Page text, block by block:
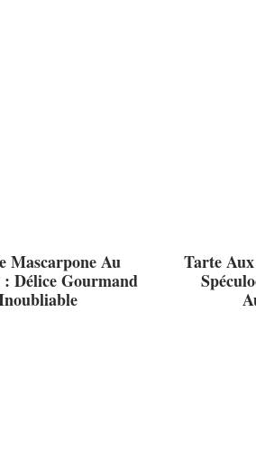
Mascarpone Au
: Délice Gourmand
Tarte